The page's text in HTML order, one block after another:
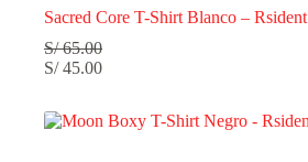
Sacred Core T-Shirt Blanco – Rsident
S/65.00
S/45.00